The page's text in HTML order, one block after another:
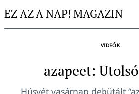
toEZ AZ A NAP! MAGAZIN
VIDEÓK
azapeet:
Húsvét vasárnap debütált